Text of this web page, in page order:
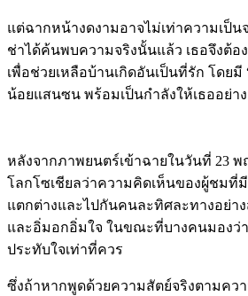
แต่ฉากหน้างดงามอาจไม่เท่าความเป็
ช่าได้ค้นพบความจริงนั้นแล้ว เธอจึงต้อ
เพื่อช่วยเหลือบ้านเกิดอันเป็นที่รัก โดยมี
น้อยแสนซน พร้อมเป็นกำลังให้เธออย่า
หลังจากภาพยนตร์เข้าฉายในวันที่ 23 พ
โลกโซเชียลว่าความคิดเห็นของผู้ชมที่
แตกต่างและไปกันคนละทิศละทางอย่
และอิ่มอกอิ่มใจ ในขณะที่บางคนมองว่
ประทับใจเท่าที่ควร
ซึ่งถ้าหากพูดด้วยความสัตย์จริงตามคว